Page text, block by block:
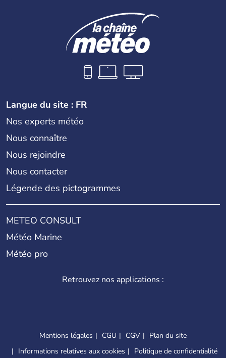
Langue du site : FR
Nos experts météo
Nous connaître
Nous rejoindre
Nous contacter
Légende des pictogrammes
METEO CONSULT
Météo Marine
Météo pro
Retrouvez nos applications :
Mentions légales CGU CGV
Plan du site
Informations relatives aux cookies
Politique de confidentialité